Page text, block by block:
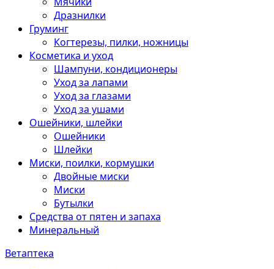
Дразнилки
Груминг
Когтерезы, пилки, ножницы
Косметика и уход
Шампуни, кондиционеры
Уход за лапами
Уход за глазами
Уход за ушами
Ошейники, шлейки
Ошейники
Шлейки
Миски, поилки, кормушки
Двойные миски
Миски
Бутылки
Средства от пятен и запаха
Минеральный
Ветаптека